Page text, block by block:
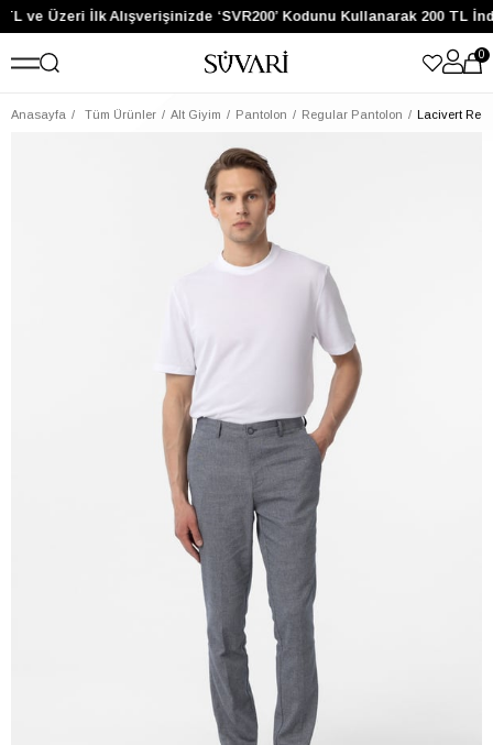
ve Üzeri İlk Alışverişinizde ‘SVR200’ Kodunu Kullanarak 200 TL
0
Anasayfa Tüm Ürünler Alt Giyim Pantolon Regular Pantolon Lacivert